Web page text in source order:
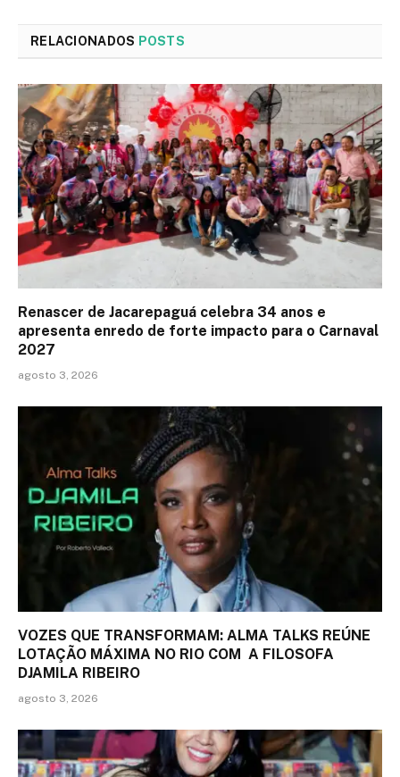
RELACIONADOS POSTS
Renascer de Jacarepaguá celebra 34 anos e
apresenta enredo de forte impacto para o Carnaval
2027
agosto 3, 2026
VOZES QUE TRANSFORMAM: ALMA TALKS REÚNE
LOTAÇÃO MÁXIMA NO RIO COM A FILOSOFA
DJAMILA RIBEIRO
agosto 3, 2026